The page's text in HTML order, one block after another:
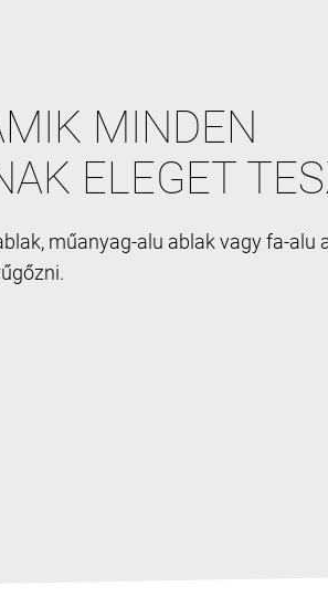
MINDEN
ELEGET
műanyag-alu ablak vagy fa-alu